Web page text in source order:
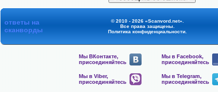
ответы на
сканворды
© 2010 - 2026 «Scanvord.net».
Все права защищены.
Политика конфиденциальности.
Мы ВКонтакте,
присоединяйтесь
Мы в Facebook,
присоединяйтесь
Мы в Viber,
присоединяйтесь
Мы в Telegram,
присоединяйтесь